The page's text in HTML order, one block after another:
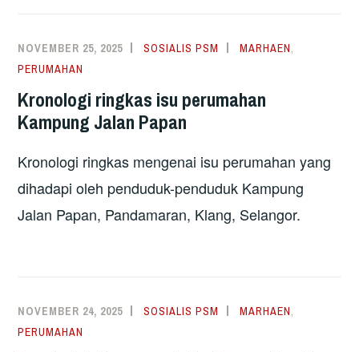
NOVEMBER 25, 2025 SOSIALIS PSM MARHAEN,
PERUMAHAN
Kronologi ringkas isu perumahan
Kampung Jalan Papan
Kronologi ringkas mengenai isu perumahan yang
dihadapi oleh penduduk-penduduk Kampung
Jalan Papan, Pandamaran, Klang, Selangor.
NOVEMBER 24, 2025 SOSIALIS PSM MARHAEN,
PERUMAHAN